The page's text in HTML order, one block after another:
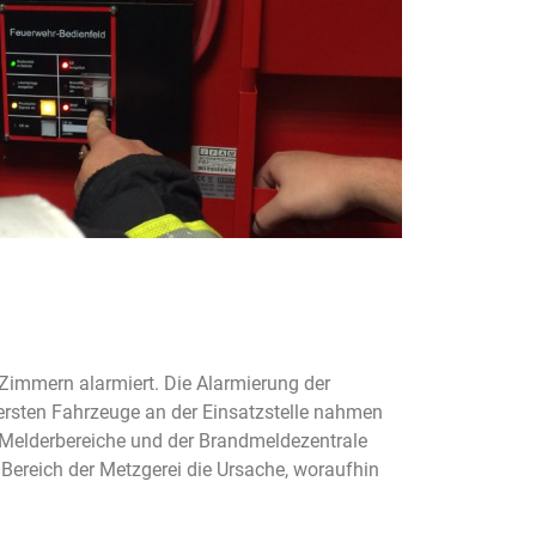
alarmiert. Die Alarmierung der
Fahrzeuge an der Einsatzstelle nahmen
und der Brandmeldezentrale
der Metzgerei die Ursache, woraufhin